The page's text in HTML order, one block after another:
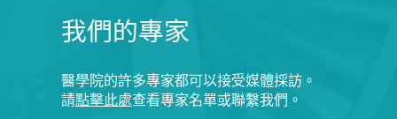
我們的專家
醫學院的許多專家都可以接受媒體採訪。
請點擊此處查看專家名單或聯繫我們。